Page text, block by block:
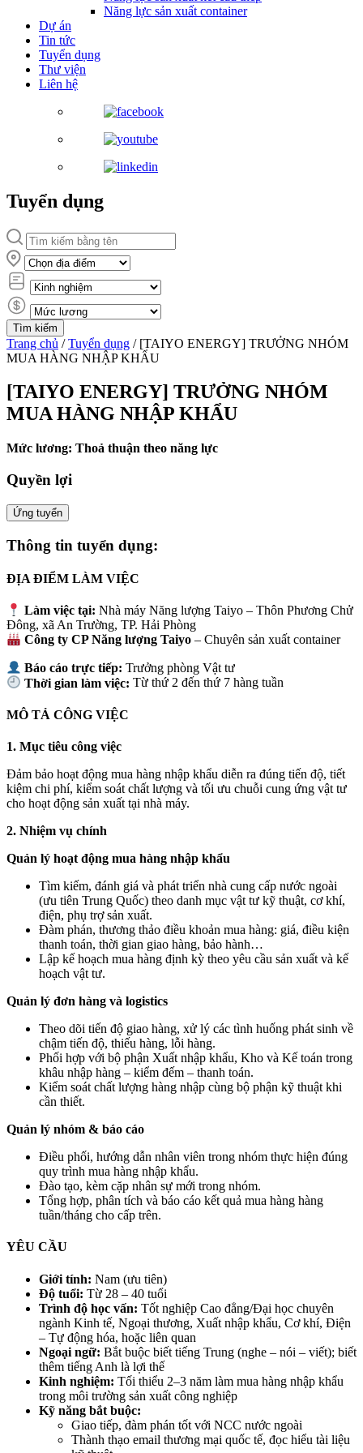
Năng lực sản xuất container
Dự án
Tin tức
Tuyển dụng
Thư viện
Liên hệ
Tuyển dụng
Trang chủ /Tuyển dụng / [TAIYO ENERGY] TRƯỞNG NHÓM
MUA HÀNG NHẬP KHẨU
[TAIYO ENERGY] TRƯỞNG NHÓM
MUA HÀNG NHẬP KHẨU
Mức lương: Thoả thuận theo năng lực
Quyền lợi
Ứng tuyển
Thông tin tuyển dụng:
ĐỊA ĐIỂM LÀM VIỆC
Làm việc tại: Nhà máy Năng lượng Taiyo – Thôn Phương Chử
Đông, xã An Trường, TP. Hải Phòng
Công ty CP Năng lượng Taiyo – Chuyên sản xuất container
Báo cáo trực tiếp: Trưởng phòng Vật tư
Thời gian làm việc: Từ thứ 2 đến thứ 7 hàng tuần
MÔ TẢ CÔNG VIỆC
1. Mục tiêu công việc
Đảm bảo hoạt động mua hàng nhập khẩu diễn ra đúng tiến độ, tiết
kiệm chi phí, kiểm soát chất lượng và tối ưu chuỗi cung ứng vật tư
cho hoạt động sản xuất tại nhà máy.
2. Nhiệm vụ chính
Quản lý hoạt động mua hàng nhập khẩu
Tìm kiếm, đánh giá và phát triển nhà cung cấp nước ngoài
(ưu tiên Trung Quốc) theo danh mục vật tư kỹ thuật, cơ khí,
điện, phụ trợ sản xuất.
Đàm phán, thương thảo điều khoản mua hàng: giá, điều kiện
thanh toán, thời gian giao hàng, bảo hành…
Lập kế hoạch mua hàng định kỳ theo yêu cầu sản xuất và kế
hoạch vật tư.
Quản lý đơn hàng và logistics
Theo dõi tiến độ giao hàng, xử lý các tình huống phát sinh về
chậm tiến độ, thiếu hàng, lỗi hàng.
Phối hợp với bộ phận Xuất nhập khẩu, Kho và Kế toán trong
khâu nhập hàng – kiểm đếm – thanh toán.
Kiểm soát chất lượng hàng nhập cùng bộ phận kỹ thuật khi
cần thiết.
Quản lý nhóm & báo cáo
Điều phối, hướng dẫn nhân viên trong nhóm thực hiện đúng
quy trình mua hàng nhập khẩu.
Đào tạo, kèm cặp nhân sự mới trong nhóm.
Tổng hợp, phân tích và báo cáo kết quả mua hàng hàng
tuần/tháng cho cấp trên.
YÊU CẦU
Giới tính: Nam (ưu tiên)
Độ tuổi: Từ 28 – 40 tuổi
Trình độ học vấn: Tốt nghiệp Cao đẳng/Đại học chuyên
ngành Kinh tế, Ngoại thương, Xuất nhập khẩu, Cơ khí, Điện
– Tự động hóa, hoặc liên quan
Ngoại ngữ: Bắt buộc biết tiếng Trung (nghe – nói – viết); biết
thêm tiếng Anh là lợi thế
Kinh nghiệm: Tối thiểu 2–3 năm làm mua hàng nhập khẩu
trong môi trường sản xuất công nghiệp
Kỹ năng bắt buộc:
Giao tiếp, đàm phán tốt với NCC nước ngoài
Thành thạo email thương mại quốc tế, đọc hiểu tài liệu